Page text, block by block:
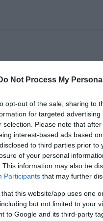
Not Process My
opt-out of the sale, sharing to
for targeted
selection. Please note that
interest-based ads based
to third parties prior
of your personal
This information may also be
Participants that may further
that this website/app uses one
but not limited to your
to Google and its third-party
a milánói
székből.
le
arról, hogy mi igaz a
vissza a Scalába.